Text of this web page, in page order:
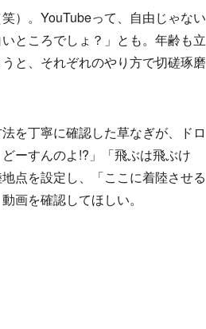
）。YouTubeって、自由じゃない
ところでしょ？」とも。年齢も立
と、それぞれのやり方で切磋琢磨
を丁寧に確認した草なぎが、ドロ
ーすんのよ!?」「飛ぶは飛ぶけ
点を設定し、「ここに着陸させる
画を確認してほしい。